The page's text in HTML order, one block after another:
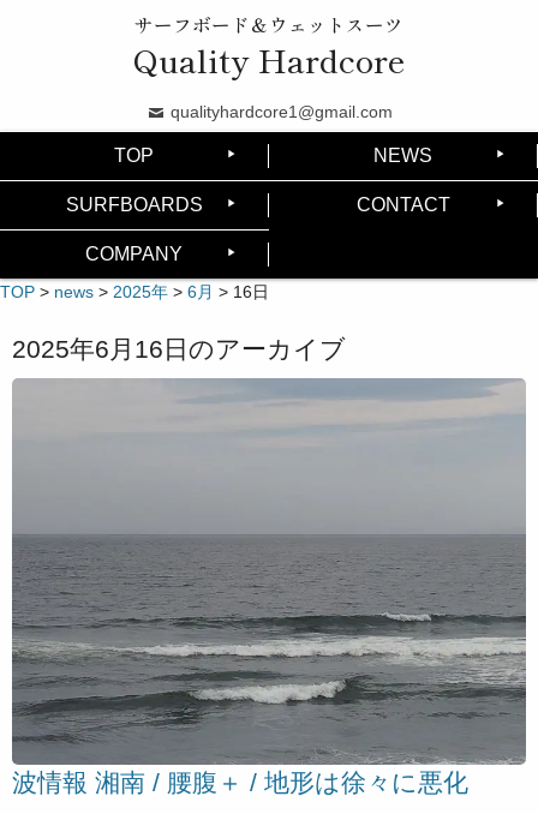
サーフボード＆ウェットスーツ
Quality Hardcore
qualityhardcore1@gmail.com
TOP NEWS
SURFBOARDS CONTACT
COMPANY
TOP > news > 2025年 > 6月 > 16日
2025年6月16日 のアーカイブ
波情報 湘南 / 腰腹＋ / 地形は徐々に悪化